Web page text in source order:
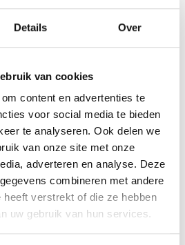
Details Over
van cookies
content en advertenties te
voor social media te bieden
te analyseren. Ook delen we
van onze site met onze
adverteren en analyse. Deze
combineren met andere
heeft verstrekt of die ze hebben
uw gebruik van hun services.
van Goes probeerde de bal weg te
van der Zanden liep diep en kwam
van der Zanden de keeper
kon terugleggen op een inlopende Lars
leeg doel binnen schieten.
Verbunt voor 3 punten in
in de problemen en kon zelf
de laatste wedstrijd van dit
week spelen we op zaterdag tegen
leiding van Klaas Wels. Ook lijken ze